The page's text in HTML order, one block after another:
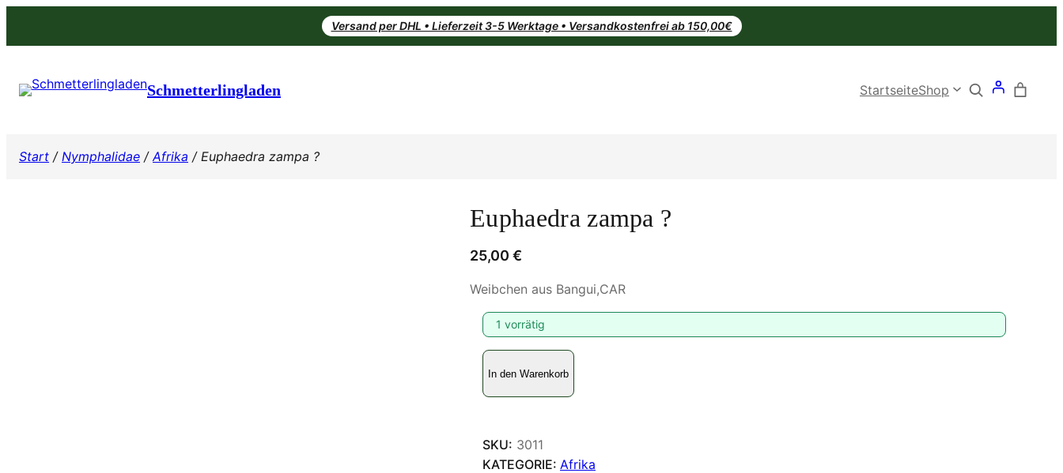
Versand per DHL • Lieferzeit 3-5 Werktage • Versandkostenfrei ab 150,00€
Schmetterlingladen StartseiteShop Search
Start / Nymphalidae /Afrika / Euphaedra zampa ?
Euphaedra zampa ?
25,00 €
Weibchen aus Bangui,CAR
1 vorrätig
E
p
a
e
In den Warenkorb
SKU: 3011
KATEGORIE: Afrika